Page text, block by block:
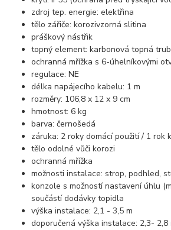
zdroj tep. energie: elektřina
tělo zářiče: korozivzorná slitina
práškový nástřik
topný element: karbonová topná
ochranná mřížka s 6-úhelníkovými
regulace: NE
délka napájecího kabelu: 1 m
rozměry: 106,8 x 12 x 9 cm
hmotnost: 6 kg
barva: černošedá
záruka: 2 roky domácí použití / 1 rok
tělo odolné vůči korozi
ochranná mřížka
možnosti instalace: strop, podhled,
konzole s možností nastavení úhlu
součástí dodávky topidla
výška instalace: 2,1 - 3,5 m
doporučená výška instalace: 2,3- 2,8